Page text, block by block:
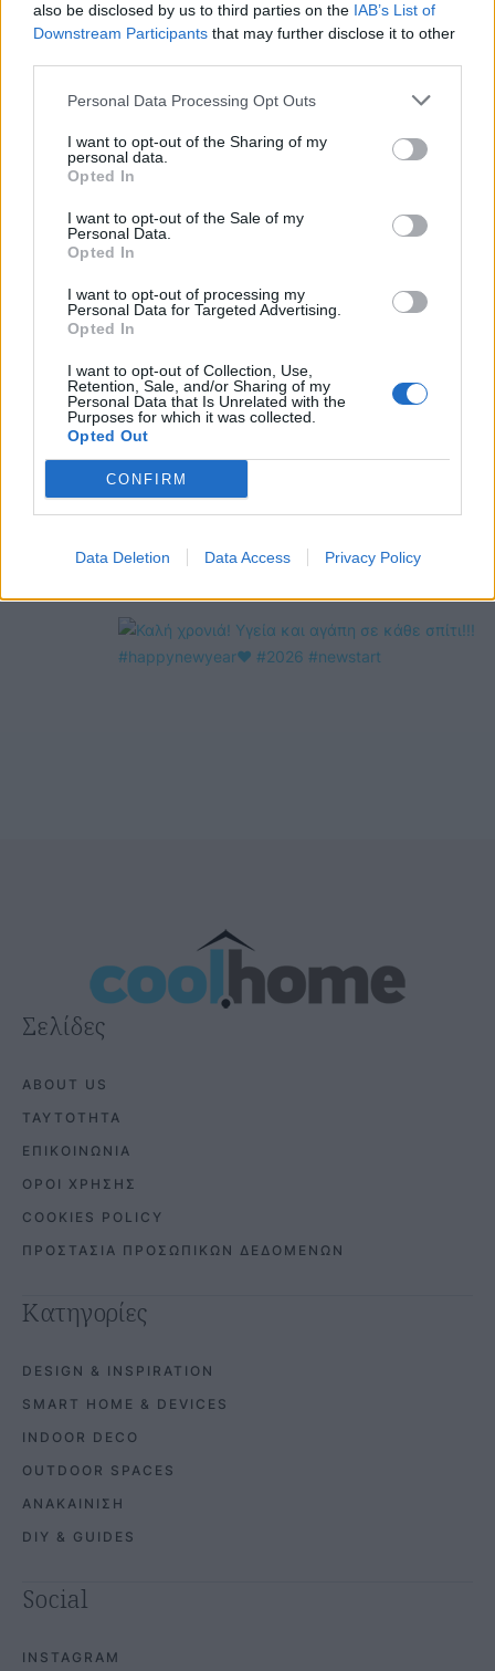
also be disclosed by us to third parties on the IAB’s List of
Downstream Participants that may further disclose it to other
Personal Data Processing Opt Outs
I want to opt-out of the Sharing of my
personal data.
Opted In
I want to opt-out of the Sale of my
Personal Data.
Opted In
I want to opt-out of processing my
Personal Data for Targeted Advertising.
Opted In
I want to opt-out of Collection, Use,
Retention, Sale, and/or Sharing of my
Personal Data that Is Unrelated with the
Purposes for which it was collected.
Opted Out
CONFIRM
Data Deletion Data Access Privacy Policy
OMEGR
Σελίδες
ABOUT US
ΤΑΥΤΟΤΗΤΑ
ΕΠΙΚΟΙΝΩΝΙΑ
ΟΡΟΙ ΧΡΗΣΗΣ
COOKIES POLICY
ΠΡΟΣΤΑΣΙΑ ΠΡΟΣΩΠΙΚΩΝ ΔΕΔΟΜΕΝΩΝ
Κατηγορίες
DESIGN & INSPIRATION
SMART HOME & DEVICES
INDOOR DECO
OUTDOOR SPACES
ΑΝΑΚΑΙΝΙΣΗ
DIY & GUIDES
Social
INSTAGRAM